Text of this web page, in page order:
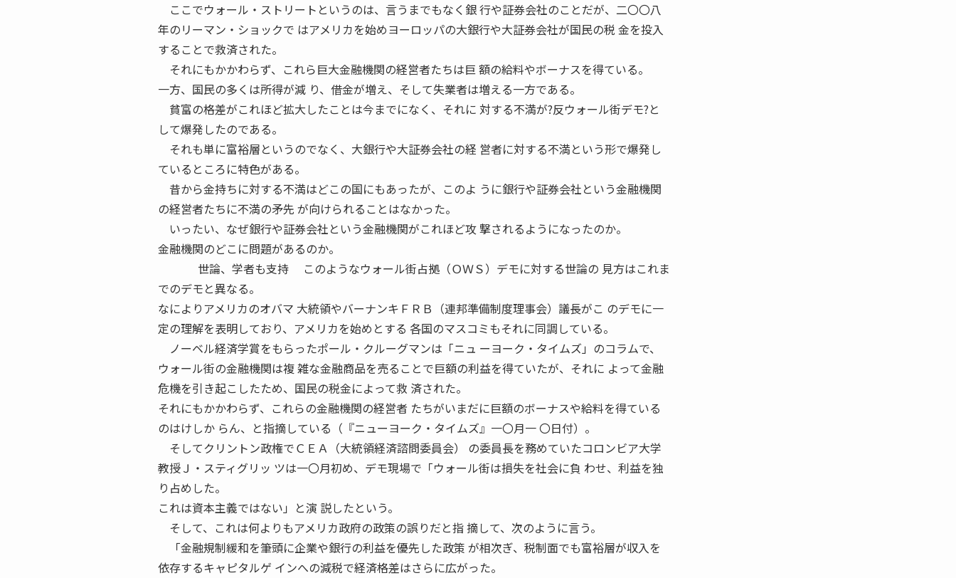
ここでウォール・ストリートというのは、言うまでもなく銀 行や証券会社のことだが、二〇〇八
年のリーマン・ショックで はアメリカを始めヨーロッパの大銀行や大証券会社が国民の税 金を投入
することで救済された。
それにもかかわらず、これら巨大金融機関の経営者たちは巨 額の給料やボーナスを得ている。
一方、国民の多くは所得が減 り、借金が増え、そして失業者は増える一方である。
貧富の格差がこれほど拡大したことは今までになく、それに 対する不満が?反ウォール街デモ?と
して爆発したのである。
それも単に富裕層というのでなく、大銀行や大証券会社の経 営者に対する不満という形で爆発し
ているところに特色がある。
昔から金持ちに対する不満はどこの国にもあったが、このよ うに銀行や証券会社という金融機関
の経営者たちに不満の矛先 が向けられることはなかった。
いったい、なぜ銀行や証券会社という金融機関がこれほど攻 撃されるようになったのか。
金融機関のどこに問題があるのか。
世論、学者も支持 このようなウォール街占拠（ＯＷＳ）デモに対する世論の 見方はこれま
でのデモと異なる。
なによりアメリカのオバマ 大統領やバーナンキＦＲＢ（連邦準備制度理事会）議長がこ のデモに一
定の理解を表明しており、アメリカを始めとする 各国のマスコミもそれに同調している。
ノーベル経済学賞をもらったポール・クルーグマンは「ニュ ーヨーク・タイムズ」のコラムで、
ウォール街の金融機関は複 雑な金融商品を売ることで巨額の利益を得ていたが、それに よって金融
危機を引き起こしたため、国民の税金によって救 済された。
それにもかかわらず、これらの金融機関の経営者 たちがいまだに巨額のボーナスや給料を得ている
のはけしか らん、と指摘している（『ニューヨーク・タイムズ』一〇月一 〇日付）。
そしてクリントン政権でＣＥＡ（大統領経済諮問委員会） の委員長を務めていたコロンビア大学
教授Ｊ・スティグリッ ツは一〇月初め、デモ現場で「ウォール街は損失を社会に負 わせ、利益を独
り占めした。
これは資本主義ではない」と演 説したという。
そして、これは何よりもアメリカ政府の政策の誤りだと指 摘して、次のように言う。
「金融規制緩和を筆頭に企業や銀行の利益を優先した政策 が相次ぎ、税制面でも富裕層が収入を
依存するキャピタルゲ インへの減税で経済格差はさらに広がった。